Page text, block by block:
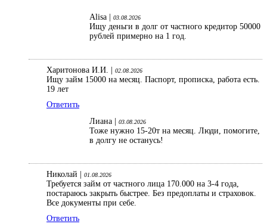
Alisa | 03.08.2026
Ищу деньги в долг от частного кредитор 50000
рублей примерно на 1 год.
Харитонова И.И. | 02.08.2026
Ищу займ 15000 на месяц. Паспорт, прописка, работа есть.
19 лет
Ответить
Лиана |
03.08.2026
Тоже нужно 15-20т на месяц. Люди, помогите,
в долгу не останусь!
Николай | 01.08.2026
Требуется займ от частного лица 170.000 на 3-4 года,
постараюсь закрыть быстрее. Без предоплаты и страховок.
Все документы при себе.
Ответить